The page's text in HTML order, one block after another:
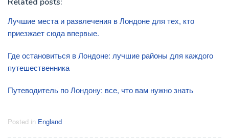
Лучшие места и развлечения в Лондоне для тех, кто
приезжает сюда впервые.
Где остановиться в Лондоне: лучшие районы для каждого
путешественника
Путеводитель по Лондону: все, что вам нужно знать
Posted in England